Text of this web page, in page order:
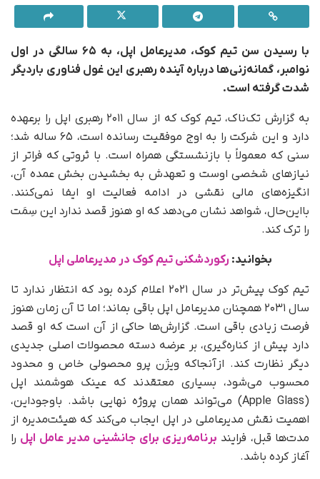
با رسیدن سن تیم کوک، مدیرعامل اپل، به ۶۵ سالگی در اول
نوامبر، گمانه‌زنی‌ها درباره آینده رهبری این غول فناوری باردیگر
شدت گرفته است.
به گزارش تک‌ناک، تیم کوک که از سال ۲۰۱۱ رهبری اپل را برعهده
دارد و این شرکت را به اوج موفقیت رسانده است، ۶۵ ساله شد؛
سنی که معمولاً با بازنشستگی همراه است. با ثروتی که فراتر از
نیازهای شخصی اوست و تعهدش به بخشیدن بخش عمده آن،
انگیزه‌های مالی نقشی در ادامه فعالیت او ایفا نمی‌کنند.
با‌این‌حال، شواهد نشان می‌دهد که او هنوز قصد ندارد این سِمَت
را ترک کند.
بخوانید: رکوردشکنی تیم کوک در مدیرعاملی اپل
تیم کوک پیش‌تر در سال ۲۰۲۱ اعلام کرده بود که انتظار ندارد تا
سال ۲۰۳۱ همچنان مدیرعامل اپل باقی بماند؛ اما تا آن زمان هنوز
فرصت زیادی باقی است. گزارش‌ها حاکی از آن است که او قصد
دارد پیش از کناره‌گیری، بر عرضه دسته محصولات اصلی جدیدی
دیگر نظارت کند. ازآنجاکه ویژن پرو محصولی خاص و محدود
محسوب می‌شود، بسیاری معتقدند که عینک هوشمند اپل
(Apple Glass) می‌تواند همان پروژه نهایی باشد. باوجوداین،
اهمیت نقش مدیرعاملی در اپل ایجاب می‌کند که هیئت‌مدیره از
مدت‌ها قبل، فرایند برنامه‌ریزی برای جانشینی مدیر عامل اپل را
آغاز کرده باشد.